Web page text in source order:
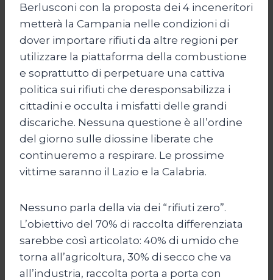
Berlusconi con la proposta dei 4 inceneritori
metterà la Campania nelle condizioni di
dover importare rifiuti da altre regioni per
utilizzare la piattaforma della combustione
e soprattutto di perpetuare una cattiva
politica sui rifiuti che deresponsabilizza i
cittadini e occulta i misfatti delle grandi
discariche. Nessuna questione è all’ordine
del giorno sulle diossine liberate che
continueremo a respirare. Le prossime
vittime saranno il Lazio e la Calabria.
Nessuno parla della via dei “rifiuti zero”.
L’obiettivo del 70% di raccolta differenziata
sarebbe così articolato: 40% di umido che
torna all’agricoltura, 30% di secco che va
all’industria, raccolta porta a porta con